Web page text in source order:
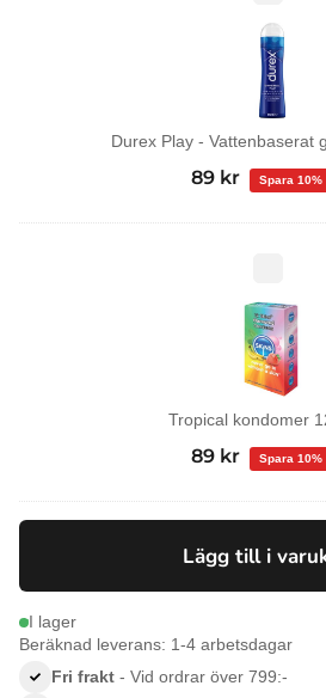
glidmedel
50ml
Durex Play - Vattenbaserat
Det
priset
89 kr
pack
Tropical kondomer
Det
priset
99 kr.
89 kr
Lägg till i
I lager
Beräknad leverans: 1-4 arbetsdagar
Fri frakt - Vid ordrar över 799:-